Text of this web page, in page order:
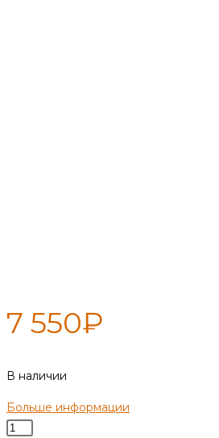
7 550₽
В наличии
Больше информации
Количество